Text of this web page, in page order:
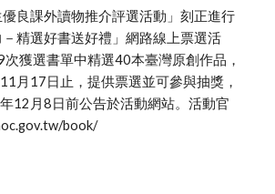
良課外讀物推介評選活動」刻正進行
－精選好書送好禮」網路線上票選活
獲選書單中精選40本臺灣原創作品，
月17日止，提供票選並可參與抽獎，
12月8日前公告於活動網站。活動官
book/